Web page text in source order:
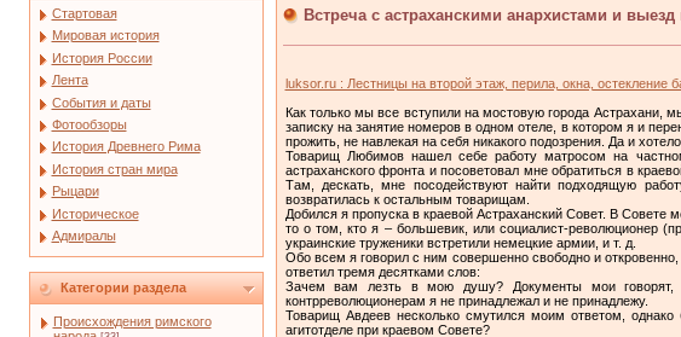
Стартовая
Мировая история
История России
Лента
События и даты
Фотообзоры
История Древнего Рима
История стран мира
Рыцари
Историческое
Адмиралы
Категории раздела
Происхождения римского
Встреча с астраханскими анархистами и выезд
luksor.ru : Лестницы на второй этаж, перила, окна, остекление
Как только мы все вступили на мостовую города Астрахани,
записку на занятие номеров в одном отеле, в котором я и
прожить, не навлекая на себя никакого подозрения. Да и
Товарищ Любимов нашел себе работу матросом на
астраханского фронта и посоветовал мне обратиться в
Там, дескать, мне посодействуют найти подходящую
возвратилась к остальным товарищам.
Добился я пропуска в краевой Астраханский Совет. В
то о том, кто я – большевик, или социалист-революционер
украинские труженики встретили немецкие армии, и т. д.
Обо всем я говорил с ним совершенно свободно и
ответил тремя десятками слов:
Зачем вам лезть в мою душу? Документы мои
контрреволюционерам я не принадлежал и не принадлежу.
Товарищ Авдеев несколько смутился моим ответом,
агитотделе при краевом Совете?